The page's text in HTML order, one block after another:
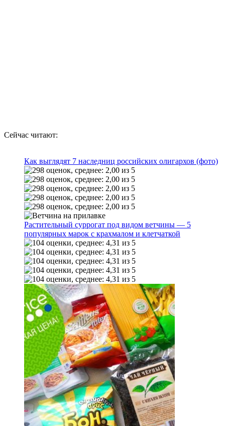
Сейчас читают:
Как выглядят 7 наследниц российских олигархов (фото)
Растительный суррогат под видом ветчины — 5
популярных марок с крахмалом и клетчаткой